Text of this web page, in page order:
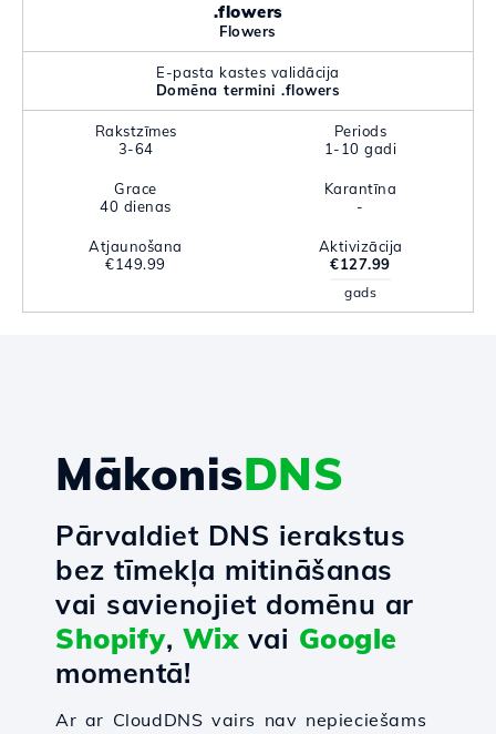
.flowers
Flowers
E-pasta kastes validācija
Domēna termini .flowers
Rakstzīmes
3-64
Periods
1-10 gadi
Grace
40 dienas
Karantīna
-
Atjaunošana
€149.99
Aktivizācija
€127.99
gads
MākonisDNS
Pārvaldiet DNS ierakstus
bez tīmekļa mitināšanas
vai savienojiet domēnu ar
Shopify, Wixvai Google
momentā!
Ar ar CloudDNS vairs nav nepieciešams